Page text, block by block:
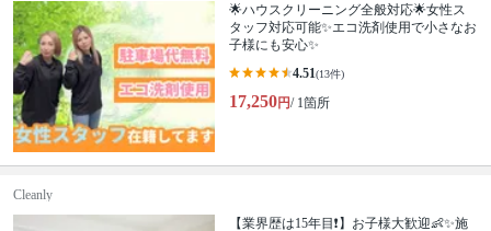
🌟ハウスクリーニング全般対応🌟女性ス
タッフ対応可能✨エコ洗剤使用で小さなお
子様にも安心✨
4.51(13件)
17,250円/ 1箇所
Cleanly
【業界歴は15年目❗️】お子様大歓迎👶✨施